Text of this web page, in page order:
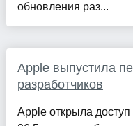
обновления раз...
Apple выпустила
разработчиков
Apple открыла